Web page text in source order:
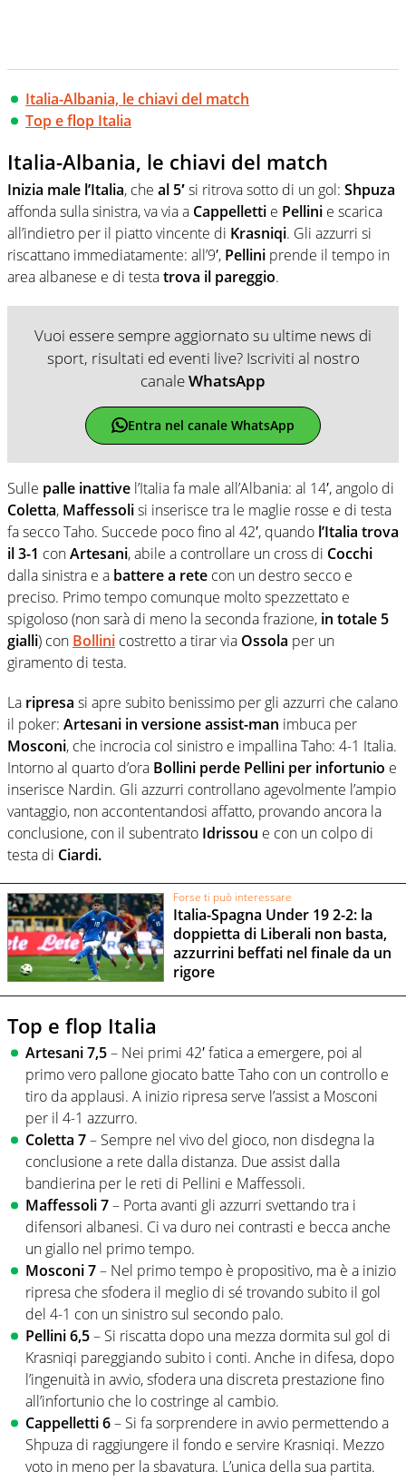
Italia-Albania, le chiavi del match
Top e flop Italia
Italia-Albania, le chiavi del match
Inizia male l’Italia, che al 5′si ritrova sotto di un gol: Shpuza
affonda sulla sinistra, va via a Cappelletti e Pellini e scarica
all’indietro per il piatto vincente di Krasniqi. Gli azzurri si
riscattano immediatamente: all’9′, Pellini prende il tempo in
area albanese e di testatrova il pareggio.
Vuoi essere sempre aggiornato su ultime news di
sport, risultati ed eventi live? Iscriviti al nostro
canaleWhatsApp
Entra nel canale WhatsApp
Sulle palle inattive l’Italia fa male all’Albania: al 14′, angolo di
Coletta, Maffessolisi inserisce tra le maglie rosse e di testa
fa secco Taho. Succede poco fino al 42′, quando l’Italia trova
il 3-1 conArtesani, abile a controllare un cross di Cocchi
dalla sinistra e a battere a rete con un destro secco e
preciso. Primo tempo comunque molto spezzettato e
spigoloso (non sarà di meno la seconda frazione, in totale 5
gialli) con Bollini costretto a tirar via Ossola per un
giramento di testa.
La ripresa si apre subito benissimo per gli azzurri che calano
il poker: Artesani in versione assist-man imbuca per
Mosconi, che incrocia col sinistro e impallina Taho: 4-1 Italia.
Intorno al quarto d’ora Bollini perde Pellini per infortunio e
inserisce Nardin. Gli azzurri controllano agevolmente l’ampio
vantaggio, non accontentandosi affatto, provando ancora la
conclusione, con il subentrato Idrissou e con un colpo di
testa di Ciardi.
Forse ti può interessare
Italia-Spagna Under 19 2-2: la
doppietta di Liberali non basta,
azzurrini beffati nel finale da un
rigore
Top e flop Italia
Artesani 7,5– Nei primi 42′ fatica a emergere, poi al
primo vero pallone giocato batte Taho con un controllo e
tiro da applausi. A inizio ripresa serve l’assist a Mosconi
per il 4-1 azzurro.
Coletta 7– Sempre nel vivo del gioco, non disdegna la
conclusione a rete dalla distanza. Due assist dalla
bandierina per le reti di Pellini e Maffessoli.
Maffessoli 7– Porta avanti gli azzurri svettando tra i
difensori albanesi. Ci va duro nei contrasti e becca anche
un giallo nel primo tempo.
Mosconi 7– Nel primo tempo è propositivo, ma è a inizio
ripresa che sfodera il meglio di sé trovando subito il gol
del 4-1 con un sinistro sul secondo palo.
Pellini 6,5– Si riscatta dopo una mezza dormita sul gol di
Krasniqi pareggiando subito i conti. Anche in difesa, dopo
l’ingenuità in avvio, sfodera una discreta prestazione fino
all’infortunio che lo costringe al cambio.
Cappelletti 6– Si fa sorprendere in avvio permettendo a
Shpuza di raggiungere il fondo e servire Krasniqi. Mezzo
voto in meno per la sbavatura. L’unica della sua partita.